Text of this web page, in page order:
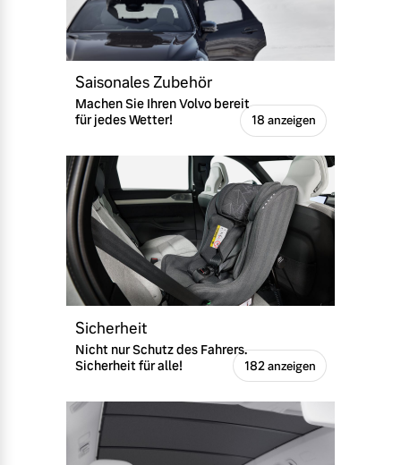
Mehr erfahren
Finanzierung & Leasing
Versicherung
Saisonales Zubehör
Machen Sie Ihren Volvo bereit
für jedes Wetter!
18 anzeigen
Sicherheit
Nicht nur Schutz des Fahrers.
Sicherheit für alle!
182 anzeigen